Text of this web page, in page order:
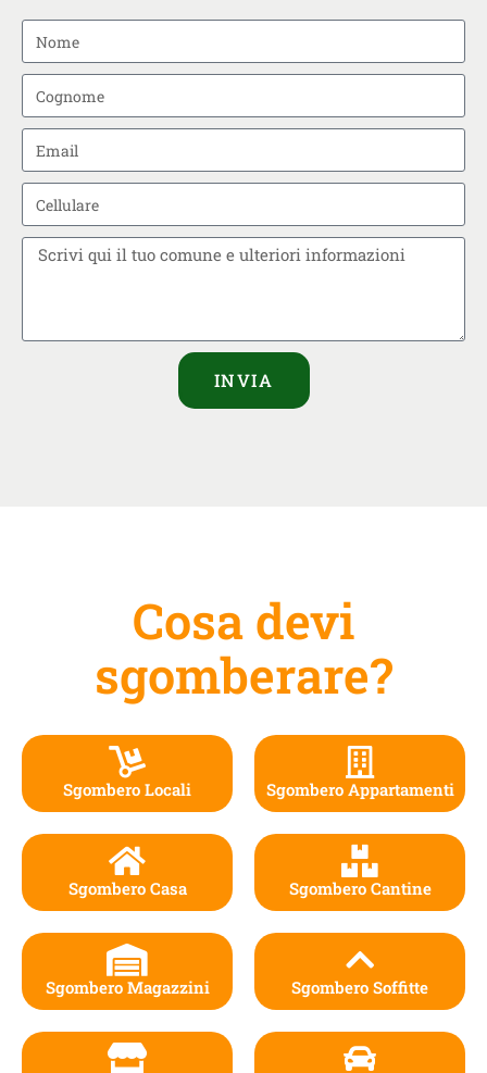
INVIA
Cosa devi
sgomberare?
Sgombero Locali
Sgombero Casa
Sgombero Magazzini
Sgombero Appartamenti
Sgombero Cantine
Sgombero Soffitte